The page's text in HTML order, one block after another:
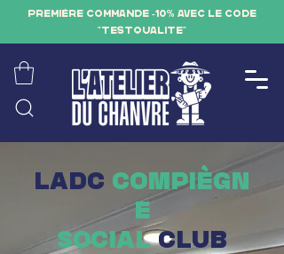
PREMIÈRE COMMANDE -10% AVEC LE CODE
"TESTQUALITE"
LADC COMPIÈGN
E
SOCIALCLUB